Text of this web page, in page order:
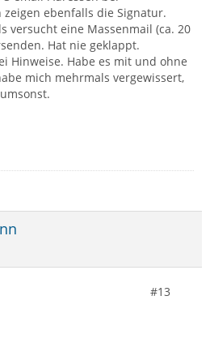
ebenfalls die Signatur.
versucht eine Massenmail (ca. 20
Hat nie geklappt.
Hinweise. Habe es mit und ohne
mich mehrmals vergewissert,
#13